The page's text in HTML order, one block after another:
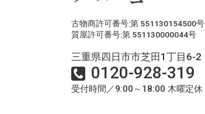
古物商許可番号:第 551130154500号
質屋許可番号:第 551130000044号
三重県四日市市芝田1丁目6-2
0120-928-319
受付時間／9:00～18:00 木曜定休